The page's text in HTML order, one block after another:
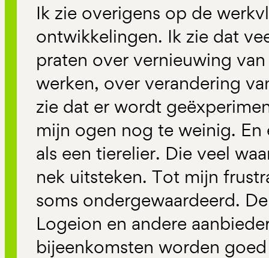
Ik zie overigens op de
ontwikkelingen. Ik zie dat
praten over vernieuwing
werken, over verandering
zie dat er wordt
mijn ogen nog te weinig. En
als een tierelier. Die veel
nek uitsteken. Tot mijn
soms ondergewaardeerd.
Logeion en andere
bijeenkomsten worden